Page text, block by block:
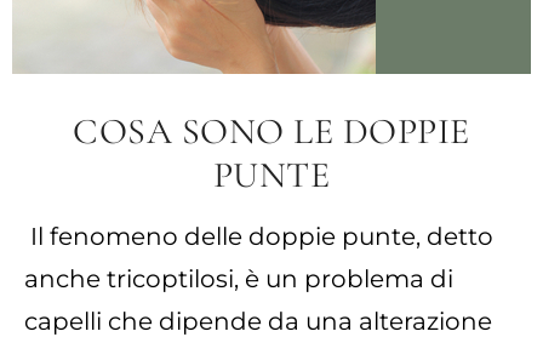
COSA SONO LE DOPPIE
PUNTE
Il fenomeno delle doppie punte, detto
anche tricoptilosi, è un problema di
capelli che dipende da una alterazione